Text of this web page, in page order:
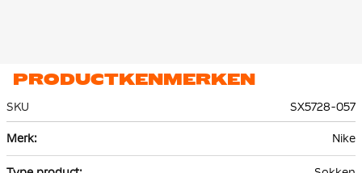
PRODUCTKENMERKEN
SKU
SX5728-057
informatie
Nike